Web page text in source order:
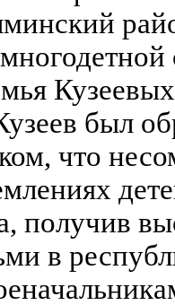
был
что
получив
в